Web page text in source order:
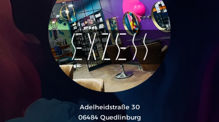
Adelheidstraße 30
06484 Quedlinburg